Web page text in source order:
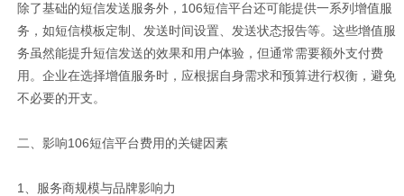
除了基础的短信发送服务外，106短信平台还可能提供一系列增值服
务，如短信模板定制、发送时间设置、发送状态报告等。这些增值服
务虽然能提升短信发送的效果和用户体验，但通常需要额外支付费
用。企业在选择增值服务时，应根据自身需求和预算进行权衡，避免
不必要的开支。
二、影响106短信平台费用的关键因素
1、服务商规模与品牌影响力